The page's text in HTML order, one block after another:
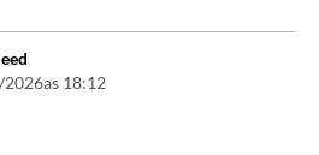
2026as 18:12